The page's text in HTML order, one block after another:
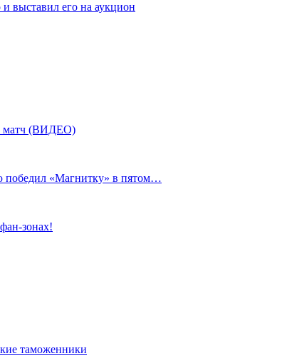
выставил его на аукцион
матч (ВИДЕО)
победил «Магнитку» в пятом…
зонах!
таможенники